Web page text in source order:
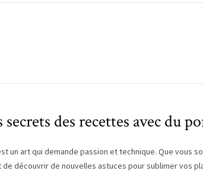
secrets des recettes avec du
un art qui demande passion et technique. Que vous
découvrir de nouvelles astuces pour sublimer vos